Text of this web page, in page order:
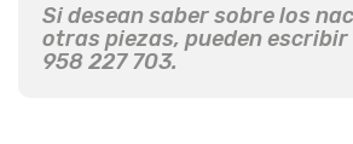
Si desean saber sobre los
otras piezas, pueden escribir
958 227 703.